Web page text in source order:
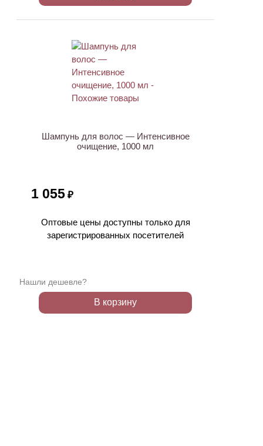
Шампунь для волос — Интенсивное
очищение, 1000 мл
1 055 ₽
Оптовые цены доступны только для
зарегистрированных посетителей
Нашли дешевле?
В корзину